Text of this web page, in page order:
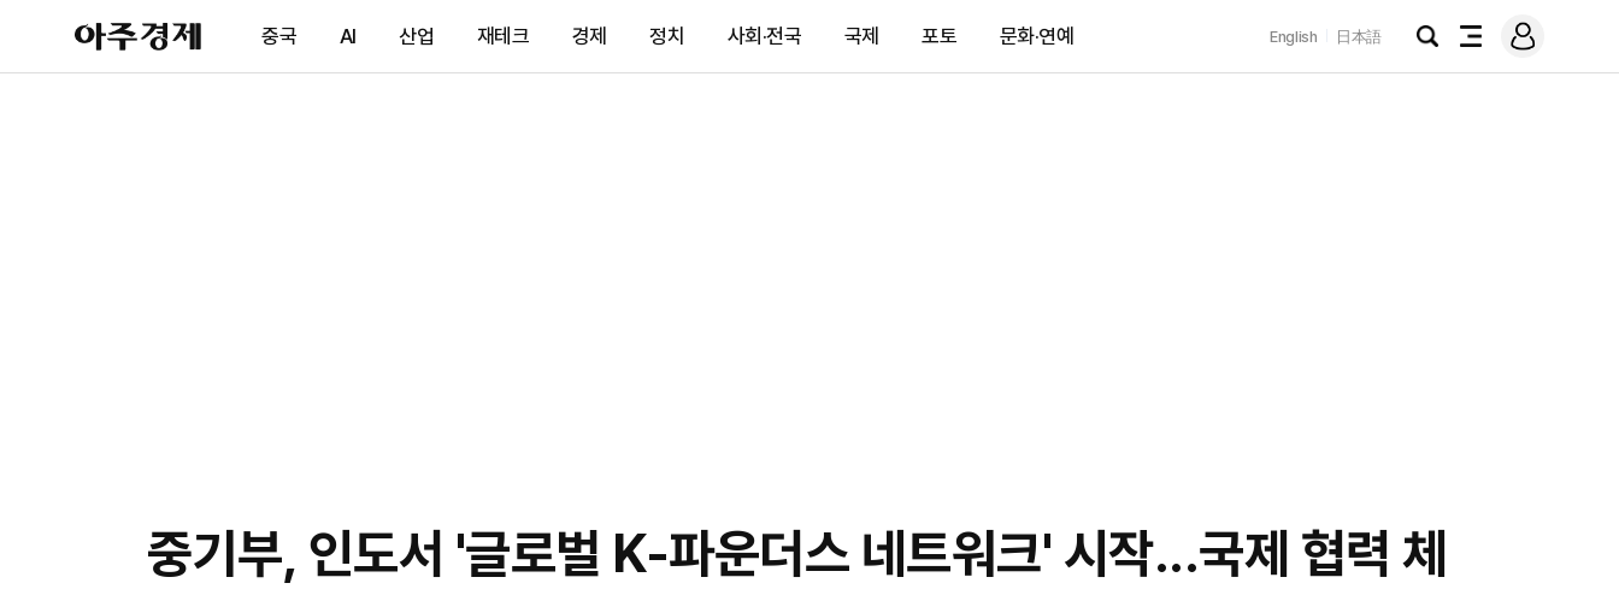
아
주
제
중국 AI 산업 재테크 경제 정치 사회·전국 국제 포토 문화·연예 English 日本語
검
전
메
그
중기부, 인도서 '글로벌 K-파운더스 네트워크' 시작...국제 협력 체